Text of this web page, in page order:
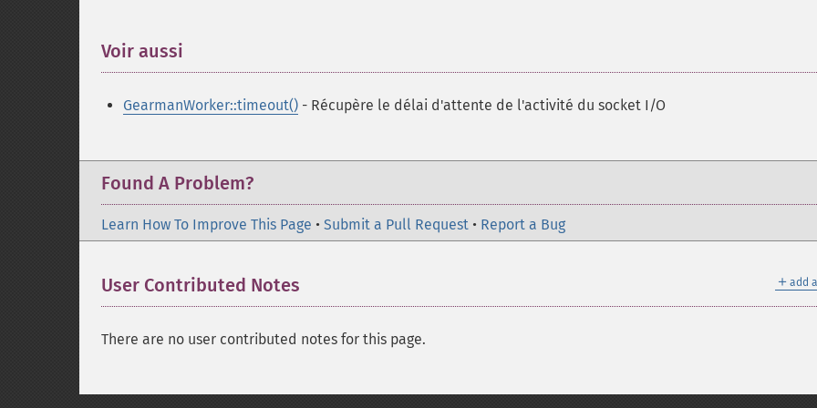
Voir aussi
GearmanWorker::timeout() - Récupère le délai d'attente de l'activité du socket I/O
Found A Problem?
Learn How To Improve This Page • Submit a Pull Request • Report a Bug
＋ add
User Contributed Notes
There are no user contributed notes for this page.